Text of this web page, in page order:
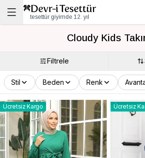
tesettür giyimde 12. yıl
Cloudy Kids
Filtrele
Stil Beden Renk
Ücretsiz Kargo Ücretsiz